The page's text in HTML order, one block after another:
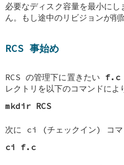
必要なディスク容量を最小に
ん。もし途中のリビジョンが削
RCS 事始め
RCS の管理下に置きたい f.c
レクトリを以下のコマンドによ
mkdir RCS
次に ci (チェックイン) コマ
ci f.c